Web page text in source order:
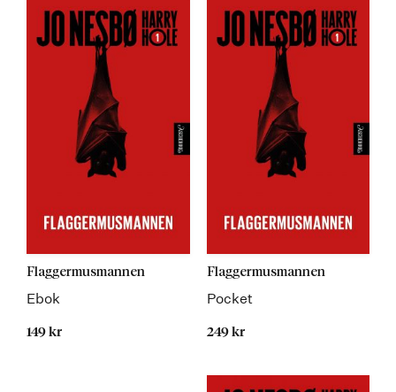
Flaggermusmannen
Ebok
149 kr
Flaggermusmannen
Pocket
249 kr